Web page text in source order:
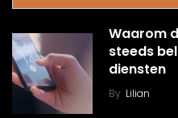
Waarom
steeds
diensten
By Lilian